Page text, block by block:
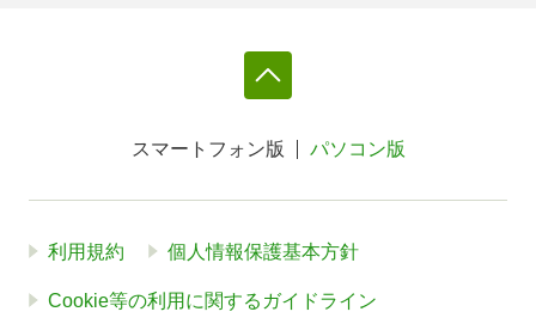
スマートフォン版 パソコン版
利用規約 個人情報保護基本方針
Cookie等の利用に関するガイドライン